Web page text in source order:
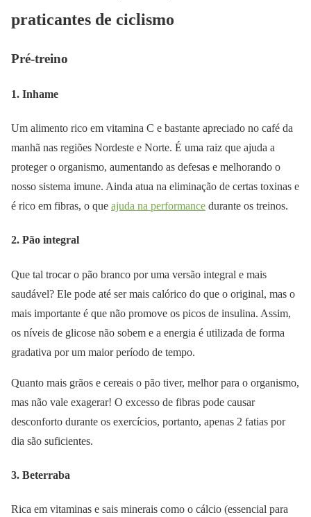
praticantes de ciclismo
Pré-treino
1. Inhame
Um alimento rico em vitamina C e bastante apreciado no café da
manhã nas regiões Nordeste e Norte. É uma raiz que ajuda a
proteger o organismo, aumentando as defesas e melhorando o
nosso sistema imune. Ainda atua na eliminação de certas toxinas e
é rico em fibras, o que ajuda na performance durante os treinos.
2. Pão integral
Que tal trocar o pão branco por uma versão integral e mais
saudável? Ele pode até ser mais calórico do que o original, mas o
mais importante é que não promove os picos de insulina. Assim,
os níveis de glicose não sobem e a energia é utilizada de forma
gradativa por um maior período de tempo.
Quanto mais grãos e cereais o pão tiver, melhor para o organismo,
mas não vale exagerar! O excesso de fibras pode causar
desconforto durante os exercícios, portanto, apenas 2 fatias por
dia são suficientes.
3. Beterraba
Rica em vitaminas e sais minerais como o cálcio (essencial para